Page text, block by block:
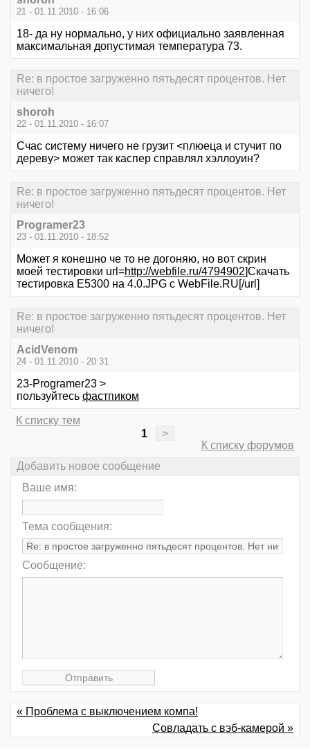
21 - 01.11.2010 - 16:06
18- да ну нормально, у них официально заявленная
максимальная допустимая температура 73.
Re: в простое загруженно пятьдесят процентов. Нет
ничего!
shoroh
22 - 01.11.2010 - 16:07
Счас систему ничего не грузит <плюеца и стучит по
дереву> может так каспер справлял хэллоуин?
Re: в простое загруженно пятьдесят процентов. Нет
ничего!
Programer23
23 - 01.11.2010 - 18:52
Может я конешно че то не догоняю, но вот скрин
моей тестировки url=http://webfile.ru/4794902]Скачать
тестировка Е5300 на 4.0.JPG с WebFile.RU[/url]
Re: в простое загруженно пятьдесят процентов. Нет
ничего!
AcidVenom
24 - 01.11.2010 - 20:31
23-Programer23 >
пользуйтесь фастпиком
К списку тем
1
>
К списку форумов
Добавить новое сообщение
Ваше имя:
Тема сообщения:
Сообщение:
« Проблема с выключением компа!
Совладать с вэб-камерой »